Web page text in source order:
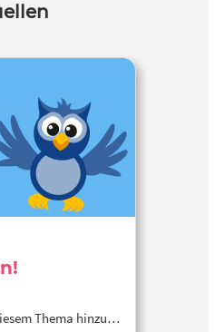
Thema hinzu…